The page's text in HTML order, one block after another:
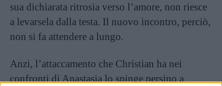
sua dichiarata ritrosia verso l’amore, non riesce
a levarsela dalla testa. Il nuovo incontro, perciò,
non si fa attendere a lungo.
Anzi, l’attaccamento che Christian ha nei
confronti di Anastasia lo spinge persino a